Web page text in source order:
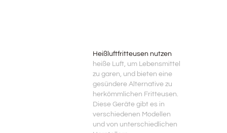
Heißluftfritteusen nutzen
heiße Luft, um Lebensmittel
zu garen, und bieten eine
gesündere Alternative zu
herkömmlichen Fritteusen.
Diese Geräte gibt es in
verschiedenen Modellen
und von unterschiedlichen